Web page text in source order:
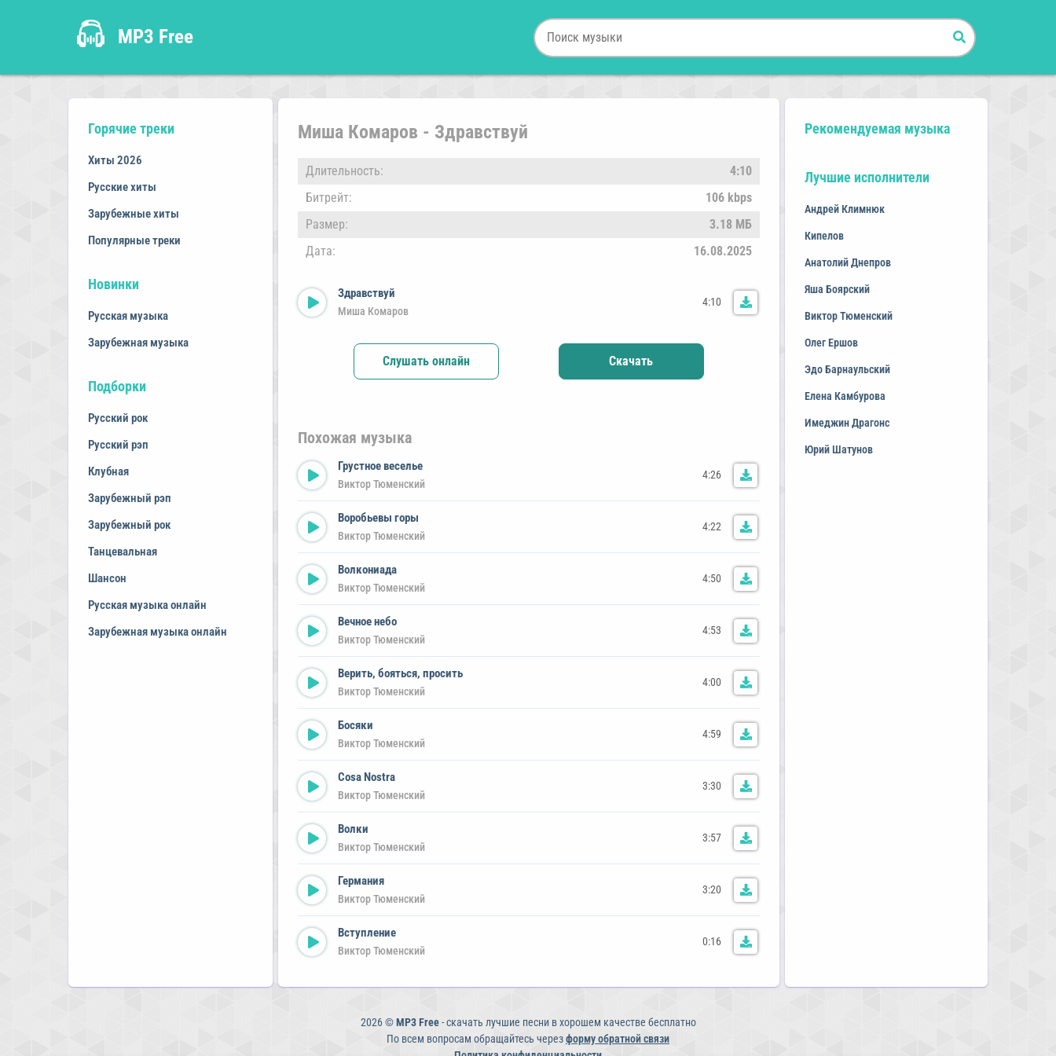
MP3 Free
Горячие треки
Хиты 2026
Русские хиты
Зарубежные хиты
Популярные треки
Новинки
Русская музыка
Зарубежная музыка
Подборки
Русский рок
Русский рэп
Клубная
Зарубежный рэп
Зарубежный рок
Танцевальная
Шансон
Русская музыка онлайн
Зарубежная музыка онлайн
Миша Комаров - Здравствуй
Длительность:
4:10
Битрейт:
106 kbps
Размер:
3.18 МБ
Дата:
16.08.2025
Здравствуй
Миша Комаров
4:10
Слушать онлайн Скачать
Похожая музыка
Грустное веселье
Виктор Тюменский
4:26
Воробьевы горы
Виктор Тюменский
4:22
Волкониада
Виктор Тюменский
4:50
Вечное небо
Виктор Тюменский
4:53
Верить, бояться, просить
Виктор Тюменский
4:00
Босяки
Виктор Тюменский
4:59
Cosa Nostra
Виктор Тюменский
3:30
Волки
Виктор Тюменский
3:57
Германия
Виктор Тюменский
3:20
Вступление
Виктор Тюменский
0:16
Рекомендуемая музыка
Лучшие исполнители
Андрей Климнюк
Кипелов
Анатолий Днепров
Яша Боярский
Виктор Тюменский
Олег Ершов
Эдо Барнаульский
Елена Камбурова
Имеджин Драгонс
Юрий Шатунов
2026 ©MP3 Free- скачать лучшие песни в хорошем качестве бесплатно
По всем вопросам обращайтесь черезформу обратной связи